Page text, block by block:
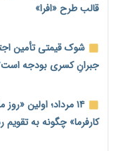
سایپا و پارس‌خودرو
نماینده مجلس: توسعه
قالب طرح «افرا»
شوک قیمتی تأمین
جبرانِ کسری بودجه
۱۴ مرداد؛ اولین
کارفرما» چگونه به